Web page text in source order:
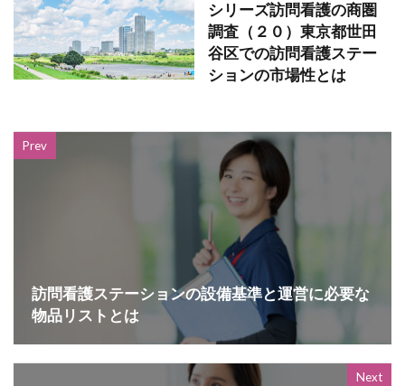
シリーズ訪問看護の商圏
調査（２０）東京都世田
谷区での訪問看護ステー
ションの市場性とは
Prev
訪問看護ステーションの設備基準と運営に必要な
物品リストとは
Next